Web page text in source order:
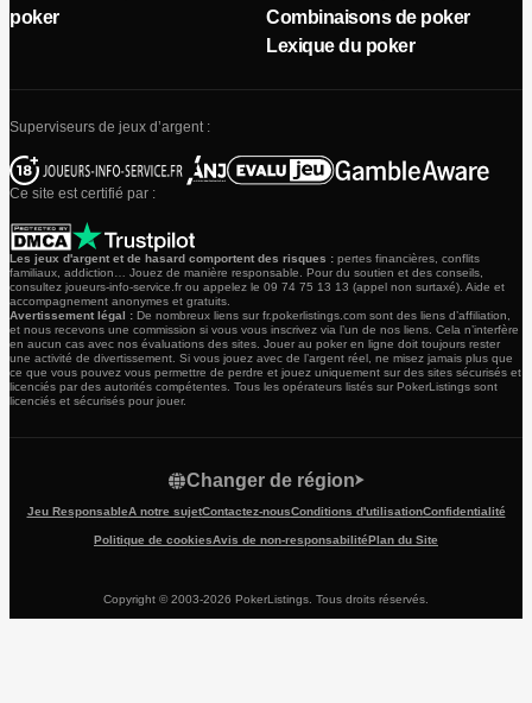
poker
Combinaisons de poker
Lexique du poker
Superviseurs de jeux d’argent :
Ce site est certifié par :
Les jeux d'argent et de hasard comportent des risques : pertes financières, conflits
familiaux, addiction… Jouez de manière responsable. Pour du soutien et des conseils,
consultez joueurs-info-service.fr ou appelez le 09 74 75 13 13 (appel non surtaxé). Aide et
accompagnement anonymes et gratuits.
Avertissement légal : De nombreux liens sur fr.pokerlistings.com sont des liens d’affiliation,
et nous recevons une commission si vous vous inscrivez via l’un de nos liens. Cela n’interfère
en aucun cas avec nos évaluations des sites. Jouer au poker en ligne doit toujours rester
une activité de divertissement. Si vous jouez avec de l’argent réel, ne misez jamais plus que
ce que vous pouvez vous permettre de perdre et jouez uniquement sur des sites sécurisés et
licenciés par des autorités compétentes. Tous les opérateurs listés sur PokerListings sont
licenciés et sécurisés pour jouer.
Jeu ResponsableA notre sujetContactez-nousConditions d'utilisationConfidentialité
Politique de cookiesAvis de non-responsabilitéPlan du Site
Changer de région
Copyright © 2003-2026 PokerListings. Tous droits réservés.